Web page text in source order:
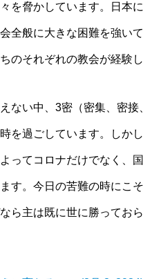
を脅かしています。日本
全般に大きな困難を強い
のそれぞれの教会が経験
ない中、3密（密集、密
を過ごしています。しか
ってコロナだけでなく、
す。今日の苦難の時にこ
ら主は既に世に勝ってお